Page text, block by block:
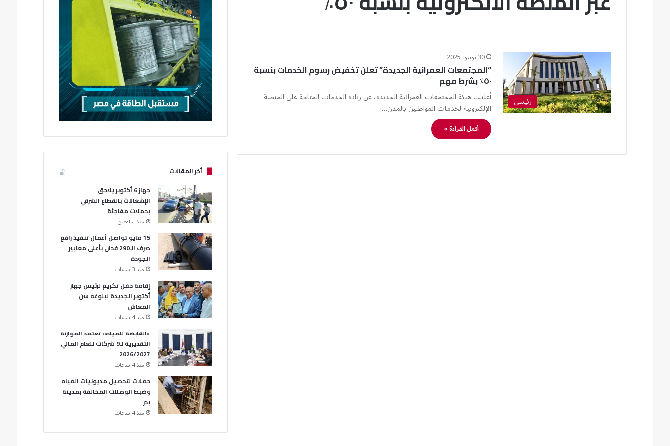
رئيسي
30 يونيو، 2025
“المجتمعات العمرانية الجديدة” تعلن تخفيض رسوم الخدمات بنسبة
٥٠٪؜ بشرط مهم
أعلنت هيئة المجتمعات العمرانية الجديدة، عن زيادة الخدمات المتاحة على المنصة
الإلكترونية لخدمات المواطنين بالمدن…
أكمل القراءة »
أخر المقالات
جهاز 6 أكتوبر يلاحق
الإشغالات بالقطاع الشرقي
بحملات مفاجئة
منذ ساعتين
15 مايو تواصل أعمال تنفيذ رافع
صرف الـ290 فدان بأعلى معايير
الجودة
منذ 3 ساعات
إقامة حفل تكريم لرئيس جهاز
أكتوبر الجديدة لبلوغه سن
المعاش
منذ 4 ساعات
«القابضة للمياه» تعتمد الموازنة
التقديرية لـ9 شركات للعام المالي
2026/2027
منذ 4 ساعات
حملات لتحصيل مديونيات المياه
وضبط الوصلات المخالفة بمدينة
بدر
منذ 4 ساعات